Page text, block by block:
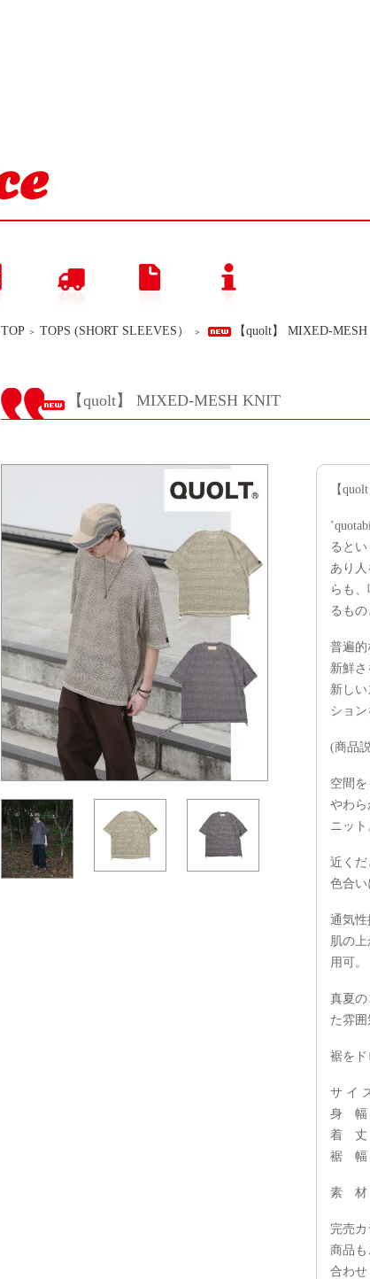
TOP ＞ TOPS (SHORT SLEEVES） ＞ 【quolt】 MIXED-
【quolt】 MIXED-MESH KNIT
【
ると
あり
らも
るもの
普遍
新鮮
新し
ション
(商品
空間を
やわ
ニット
近くだ
色合い
通気
肌の
用可。
真夏の
た雰囲
裾をド
サ イ
身 幅
着 丈
裾 幅
素 材
完売
商品
合わせ